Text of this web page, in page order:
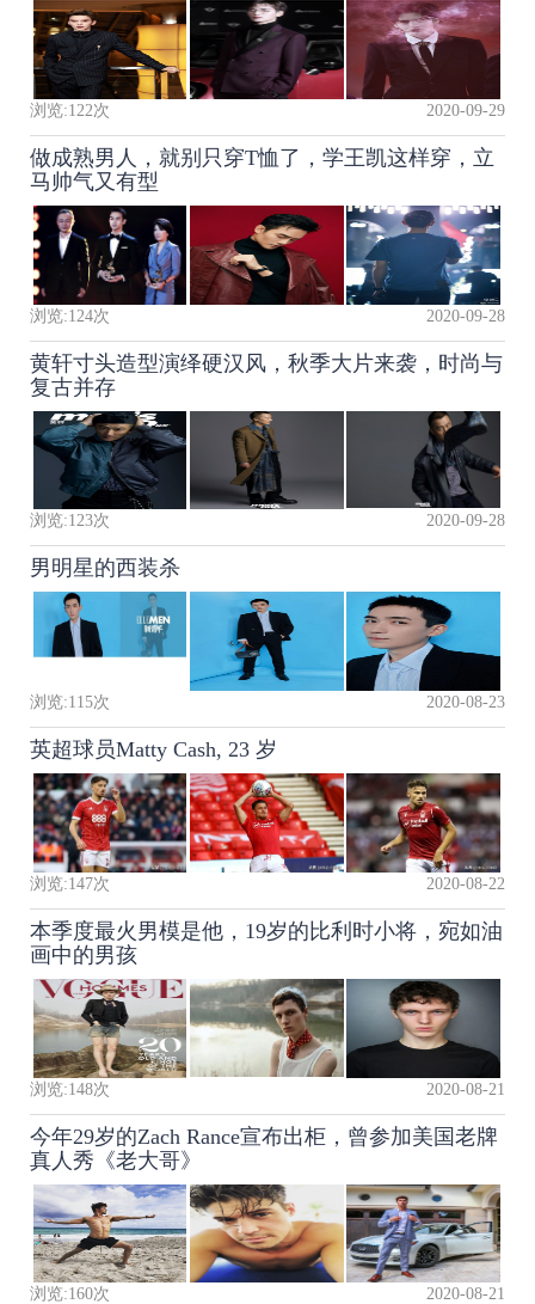
浏览:122次 2020-09-29
做成熟男人，就别只穿T恤了，学王凯这样穿，立
马帅气又有型
浏览:124次 2020-09-28
黄轩寸头造型演绎硬汉风，秋季大片来袭，时尚与
复古并存
浏览:123次 2020-09-28
男明星的西装杀
浏览:115次 2020-08-23
英超球员Matty Cash, 23 岁
浏览:147次 2020-08-22
本季度最火男模是他，19岁的比利时小将，宛如油
画中的男孩
浏览:148次 2020-08-21
今年29岁的Zach Rance宣布出柜，曾参加美国老牌
真人秀《老大哥》
浏览:160次 2020-08-21